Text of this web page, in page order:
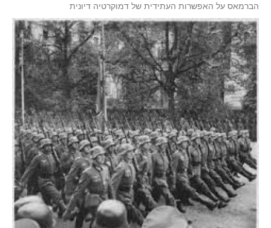
הברמאס על האפשרות העתידית של דמוקרטיה דיונית